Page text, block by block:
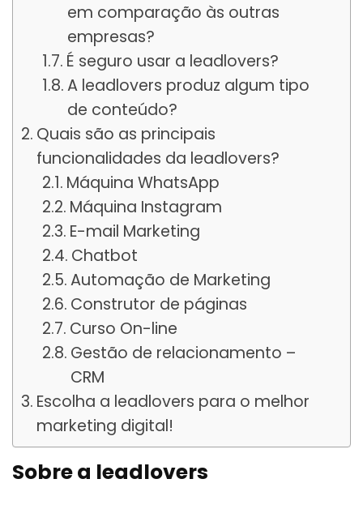
em comparação às outras
empresas?
É seguro usar a leadlovers?
A leadlovers produz algum tipo
de conteúdo?
Quais são as principais
funcionalidades da leadlovers?
Máquina WhatsApp
Máquina Instagram
E-mail Marketing
Chatbot
Automação de Marketing
Construtor de páginas
Curso On-line
Gestão de relacionamento –
CRM
Escolha a leadlovers para o melhor
marketing digital!
Sobre a leadlovers